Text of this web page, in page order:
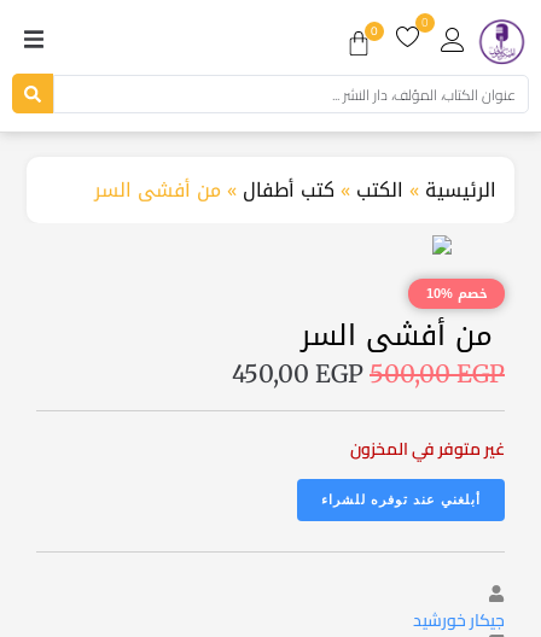
0
0
الرئيسية» الكتب»كتب أطفال»من أفشى السر
خصم %10
من أفشى السر
500,00EGP
450,00 EGP
غير متوفر في المخزون
جيكار خورشيد